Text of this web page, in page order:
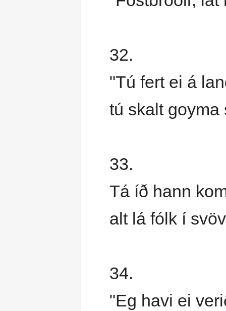
32.
"Tú fert ei á
tú skalt goyma
33.
Tá íð hann
alt lá fólk í
34.
"Eg havi ei